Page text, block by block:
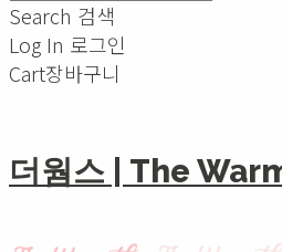
Search 검색
Log In 로그인
Cart장바구니
더웜스 | The